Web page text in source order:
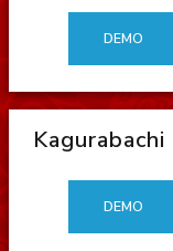
DEMO
Kagurabachi
DEMO